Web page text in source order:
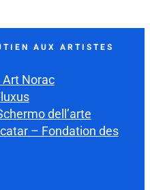
AUX ARTISTES
Art Norac
dell’arte
– Fondation des